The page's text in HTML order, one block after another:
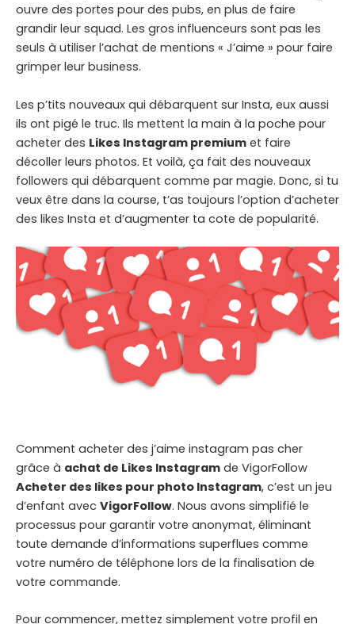
ouvre des portes pour des pubs, en plus de faire
grandir leur squad. Les gros influenceurs sont pas les
seuls à utiliser l’achat de mentions « J’aime » pour faire
grimper leur business.
Les p’tits nouveaux qui débarquent sur Insta, eux aussi
ils ont pigé le truc. Ils mettent la main à la poche pour
acheter des Likes Instagram premium et faire
décoller leurs photos. Et voilà, ça fait des nouveaux
followers qui débarquent comme par magie. Donc, si tu
veux être dans la course, t’as toujours l’option d’acheter
des likes Insta et d’augmenter ta cote de popularité.
Comment acheter des j’aime instagram pas cher
grâce à achat de Likes Instagram de VigorFollow
Acheter des likes pour photo Instagram, c’est un jeu
d’enfant avec VigorFollow. Nous avons simplifié le
processus pour garantir votre anonymat, éliminant
toute demande d’informations superflues comme
votre numéro de téléphone lors de la finalisation de
votre commande.
Pour commencer, mettez simplement votre profil en